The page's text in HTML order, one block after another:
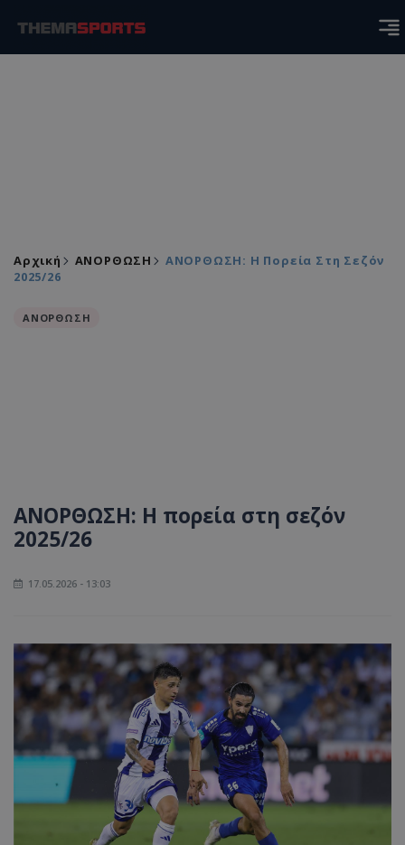
Αρχική ΑΝΟΡΘΩΣΗ
ΑΝΟΡΘΩΣΗ: Η Πορεία Στη Σεζόν
2025/26
ΑΝΟΡΘΩΣΗ
ΑΝΟΡΘΩΣΗ: Η πορεία στη σεζόν
2025/26
17.05.2026 - 13:03